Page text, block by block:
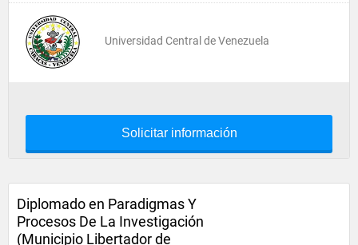
Universidad Central de Venezuela
Solicitar información
Diplomado en Paradigmas Y
Procesos De La Investigación
(Municipio Libertador de